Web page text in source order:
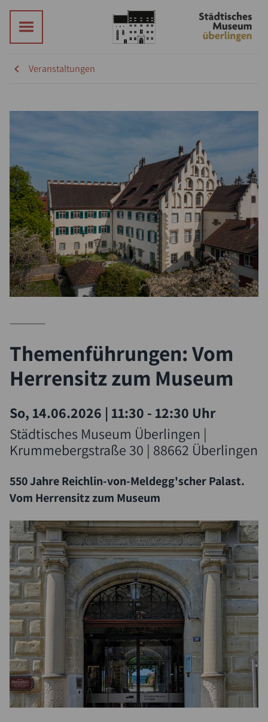
Veranstaltungen
Themenführungen: Vom
Herrensitz zum Museum
So, 14.06.2026 | 11:30 - 12:30 Uhr
Städtisches Museum Überlingen |
Krummebergstraße 30 | 88662 Überlingen
550 Jahre Reichlin-von-Meldegg'scher Palast.
Vom Herrensitz zum Museum
Suche